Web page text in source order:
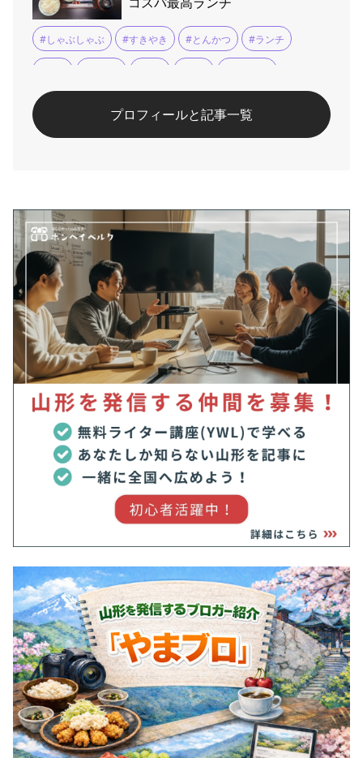
#しゃぶしゃぶ #すきやき #とんかつ #ランチ
#郷土料理
プロフィールと記事一覧